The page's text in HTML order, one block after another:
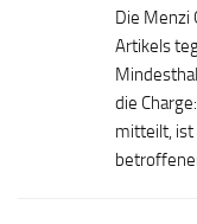
Die Menzi
Artikels
die
mitteilt, ist